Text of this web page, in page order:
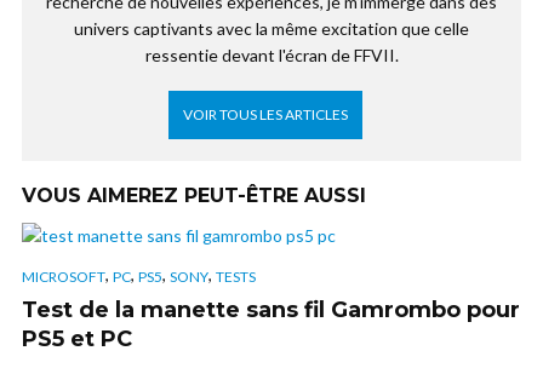
univers captivants avec la même excitation que celle
ressentie devant l'écran de FFVII.
VOIR TOUS LES ARTICLES
VOUS AIMEREZ PEUT-ÊTRE AUSSI
MICROSOFT, PC, PS5, SONY, TESTS
Test de la manette sans fil Gamrombo pour
PS5 et PC